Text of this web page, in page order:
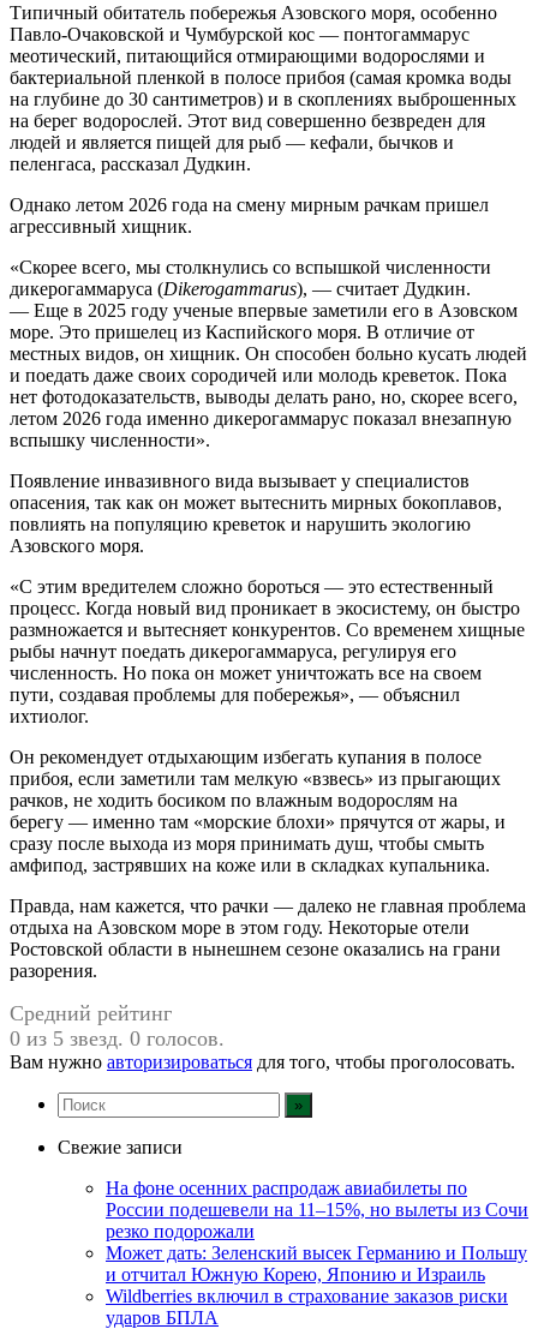
Типичный обитатель побережья Азовского моря, особенно
Павло-Очаковской и Чумбурской кос — понтогаммарус
меотический, питающийся отмирающими водорослями и
бактериальной пленкой в полосе прибоя (самая кромка воды
на глубине до 30 сантиметров) и в скоплениях выброшенных
на берег водорослей. Этот вид совершенно безвреден для
людей и является пищей для рыб — кефали, бычков и
пеленгаса, рассказал Дудкин.
Однако летом 2026 года на смену мирным рачкам пришел
агрессивный хищник.
«Скорее всего, мы столкнулись со вспышкой численности
дикерогаммаруса (Dikerogammarus), — считает Дудкин.
— Еще в 2025 году ученые впервые заметили его в Азовском
море. Это пришелец из Каспийского моря. В отличие от
местных видов, он хищник. Он способен больно кусать людей
и поедать даже своих сородичей или молодь креветок. Пока
нет фотодоказательств, выводы делать рано, но, скорее всего,
летом 2026 года именно дикерогаммарус показал внезапную
вспышку численности».
Появление инвазивного вида вызывает у специалистов
опасения, так как он может вытеснить мирных бокоплавов,
повлиять на популяцию креветок и нарушить экологию
Азовского моря.
«С этим вредителем сложно бороться — это естественный
процесс. Когда новый вид проникает в экосистему, он быстро
размножается и вытесняет конкурентов. Со временем хищные
рыбы начнут поедать дикерогаммаруса, регулируя его
численность. Но пока он может уничтожать все на своем
пути, создавая проблемы для побережья», — объяснил
ихтиолог.
Он рекомендует отдыхающим избегать купания в полосе
прибоя, если заметили там мелкую «взвесь» из прыгающих
рачков, не ходить босиком по влажным водорослям на
берегу — именно там «морские блохи» прячутся от жары, и
сразу после выхода из моря принимать душ, чтобы смыть
амфипод, застрявших на коже или в складках купальника.
Правда, нам кажется, что рачки — далеко не главная проблема
отдыха на Азовском море в этом году. Некоторые отели
Ростовской области в нынешнем сезоне оказались на грани
разорения.
Средний рейтинг
0 из 5 звезд. 0 голосов.
Вам нужно авторизироваться для того, чтобы проголосовать.
Свежие записи
На фоне осенних распродаж авиабилеты по
России подешевели на 11–15%, но вылеты из Сочи
резко подорожали
Может дать: Зеленский высек Германию и Польшу
и отчитал Южную Корею, Японию и Израиль
Wildberries включил в страхование заказов риски
ударов БПЛА